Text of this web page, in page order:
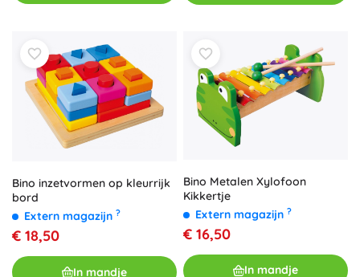
Bino inzetvormen op kleurrijk
bord
Extern magazijn ?
€ 18,50
In mandje
Bino Metalen Xylofoon
Kikkertje
Extern magazijn ?
€ 16,50
In mandje